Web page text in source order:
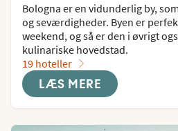
Bologna er en vidunderlig by,
og seværdigheder. Byen er
weekend, og så er den i øvrigt
kulinariske hovedstad.
19 hoteller
LÆS MERE